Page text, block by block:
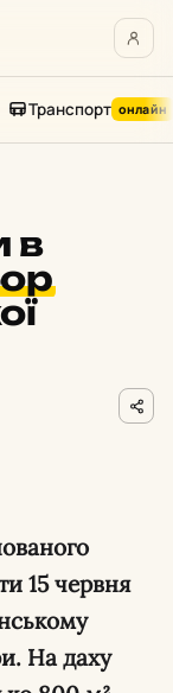
Транспорт онлайн
в
15 червня
На даху